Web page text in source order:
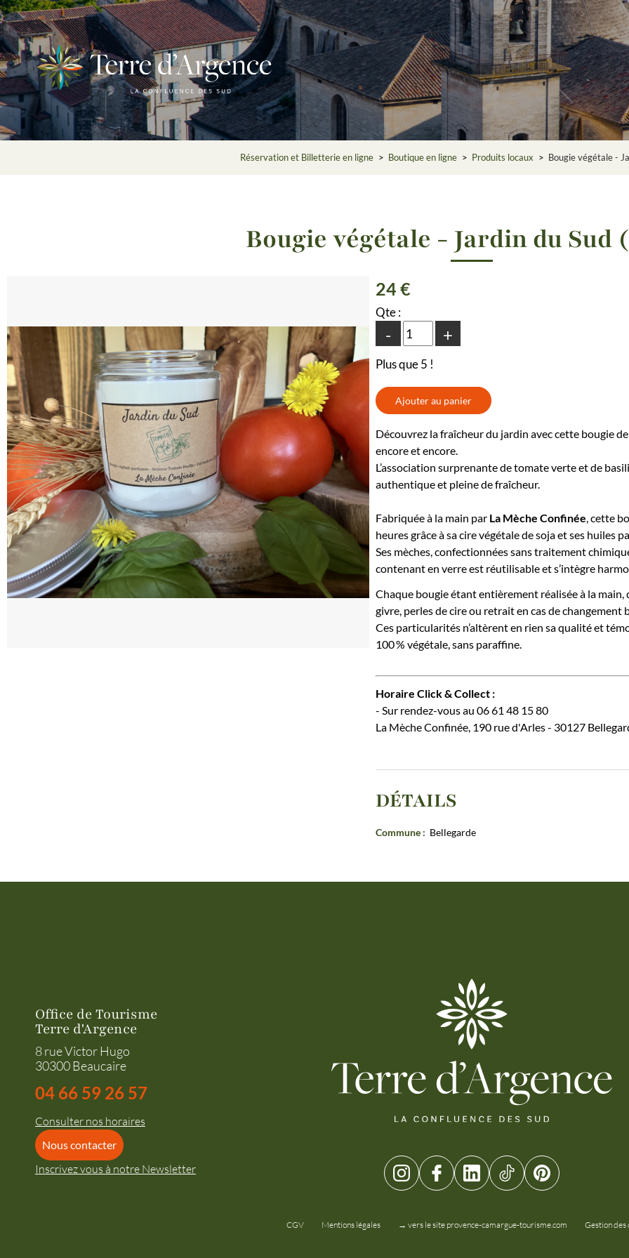
Réservation et Billetterie en ligne > Boutique en ligne > Produits locaux > Bougie végétale -
Bougie végétale - Jardin du Sud
24 €
Qte :
- +
Plus que 5 !
Découvrez la fraîcheur du jardin avec cette bougie
encore et encore.
L’association surprenante de tomate verte et de
authentique et pleine de fraîcheur.
Fabriquée à la main par La Mèche Confinée, cette
heures grâce à sa cire végétale de soja et ses huiles
Ses mèches, confectionnées sans traitement
contenant en verre est réutilisable et s’intègre
Chaque bougie étant entièrement réalisée à la
givre, perles de cire ou retrait en cas de
Ces particularités n’altèrent en rien sa qualité et
100 % végétale, sans paraffine.
Horaire Click & Collect :
- Sur rendez-vous au 06 61 48 15 80
La Mèche Confinée, 190 rue d'Arles - 30127
DÉTAILS
Commune : Bellegarde
Office de Tourisme
Terre d'Argence
8 rue Victor Hugo
30300 Beaucaire
04 66 59 26 57
Consulter nos horaires
Nous contacter
Inscrivez vous à notre Newsletter
CGV Mentions légales → vers le site provence-camargue-tourisme.com Gestion des